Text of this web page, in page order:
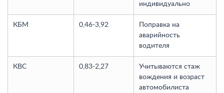
индивидуально
КБМ 0,46-3,92
Поправка на
аварийность
водителя
КВС 0,83-2,27
Учитываются стаж
вождения и возраст
автомобилиста